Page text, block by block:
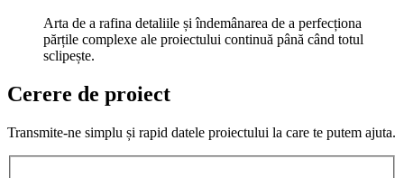
Arta de a rafina detaliile și îndemânarea de a perfecționa
părțile complexe ale proiectului continuă până când totul
sclipește.
Cerere de proiect
Transmite-ne simplu și rapid datele proiectului la care te putem ajuta.